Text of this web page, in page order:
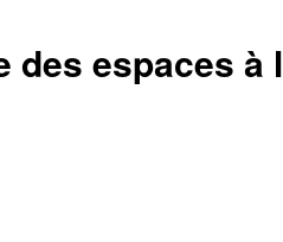
des espaces à